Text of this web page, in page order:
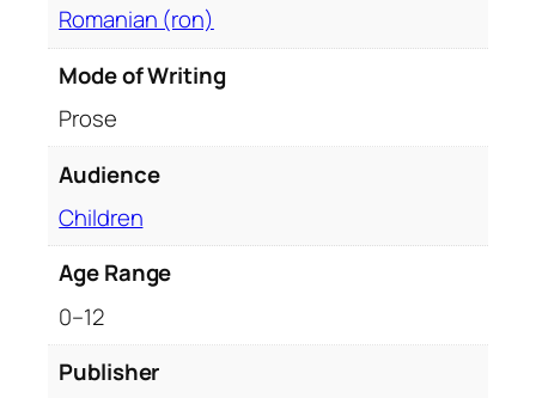
a
i
Romanian (ron)
Mode of Writing
Prose
Audience
Children
Age Range
0–12
Publisher